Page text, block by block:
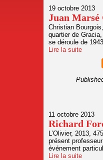
19 octobre 2013
Juan Marsé
Christian
quartier de
se déroule de
Lire la suite
11 octobre 2013
Richard
L’Olivier, 2013,
présent
événement
Lire la suite